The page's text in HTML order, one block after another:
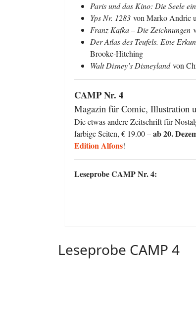
Paris und das Kino: Die Seele
Yps Nr. 1283 von Marko Andric
Franz Kafka – Die Zeichnungen
Der Atlas des Teufels. Eine
Brooke-Hitching
Walt Disney’s Disneylandvon
CAMP Nr. 4
Magazin für Comic, Illustration
Die etwas andere Zeitschrift für
farbige Seiten, € 19.00 –ab 20.
Edition Alfons!
Leseprobe CAMP Nr. 4:
Leseprobe CAMP 4